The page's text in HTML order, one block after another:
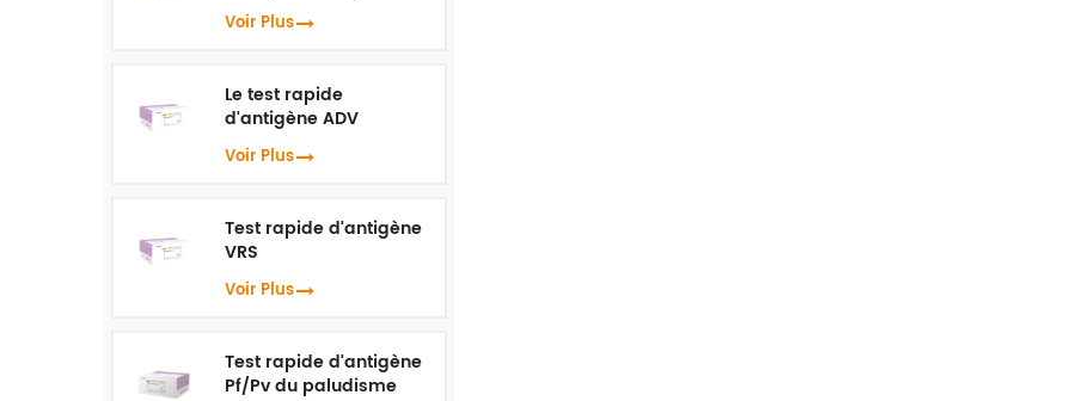
Voir Plus
Le test rapide
d'antigène ADV
Voir Plus
Test rapide d'antigène
VRS
Voir Plus
Test rapide d'antigène
Pf/Pv du paludisme